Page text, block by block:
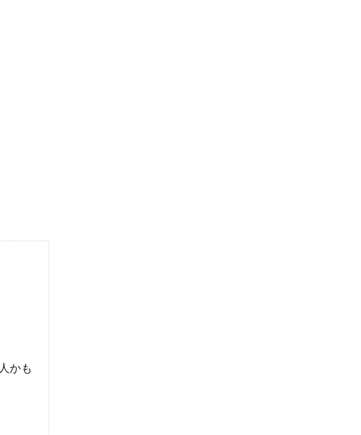
のは、気軽だけど意外に高い
なく、フィルムを使った写真撮影が当たり前だった時は、お店
担。もめない為に話し合っておくポイント
かも